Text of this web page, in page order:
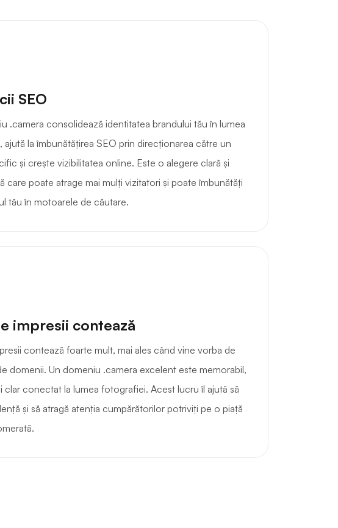
SEO
.camera consolidează identitatea brandului tău în lumea
la îmbunătățirea SEO prin direcționarea către un
și crește vizibilitatea online. Este o alegere clară și
care poate atrage mai mulți vizitatori și poate îmbunătăți
tău în motoarele de căutare.
impresii contează
contează foarte mult, mai ales când vine vorba de
domenii. Un domeniu .camera excelent este memorabil,
clar conectat la lumea fotografiei. Acest lucru îl ajută să
și să atragă atenția cumpărătorilor potriviți pe o piață